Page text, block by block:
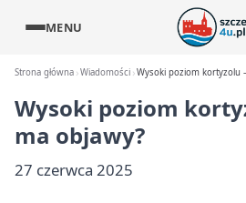
MENU
Strona główna Wiadomości Wysoki poziom kortyzolu
Wysoki poziom
ma objawy?
27 czerwca 2025